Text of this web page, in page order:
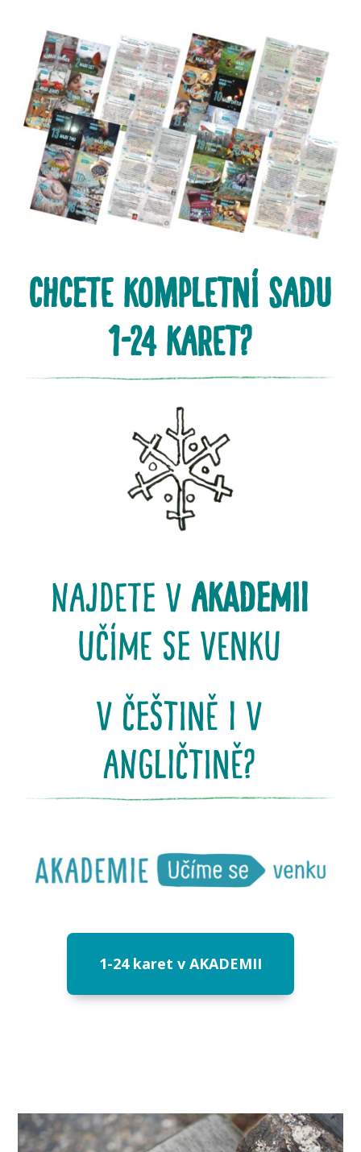
chcete kompletní sadu
1-24 karet?
najdete vakademii
učíme se venku
v češtině i v
angličtině?
1-24 karet v AKADEMII